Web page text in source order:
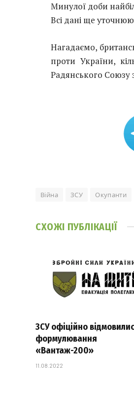
Минулої доби
Всі дані ще
Нагадаємо,
проти України,
Радянського Союзу
Війна ЗСУ Окупанти
СХОЖІ ПУБЛІКАЦІЇ
ЗСУ офіційно
формулювання
«Вантаж-200»
11.08.2022